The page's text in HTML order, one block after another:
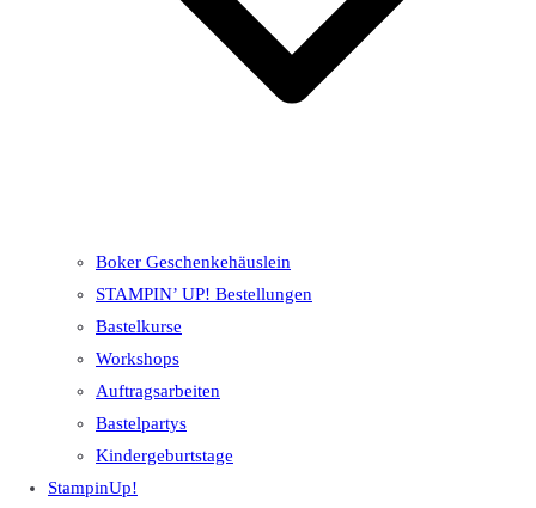
Boker Geschenkehäuslein
STAMPIN’ UP! Bestellungen
Bastelkurse
Workshops
Auftragsarbeiten
Bastelpartys
Kindergeburtstage
StampinUp!